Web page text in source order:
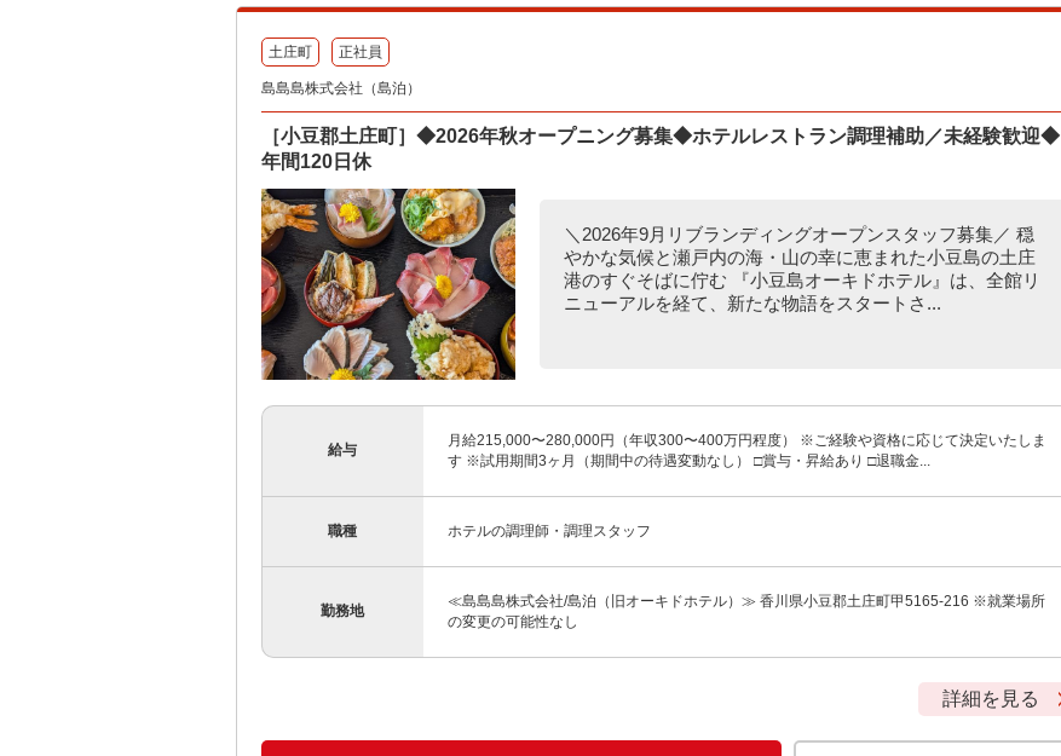
土庄町 正社員
島島島株式会社（島泊）
［小豆郡土庄町］◆2026年秋オープニング募集◆ホテルレストラン調理補助／未経験歓迎◆
年間120日休
＼2026年9月リブランディングオープンスタッフ募集／ 穏
やかな気候と瀬戸内の海・山の幸に恵まれた小豆島の土庄
港のすぐそばに佇む 『小豆島オーキドホテル』は、全館リ
ニューアルを経て、新たな物語をスタートさ...
給与
月給215,000〜280,000円（年収300〜400万円程度） ※ご経験や資格に応じて決定いたしま
す ※試用期間3ヶ月（期間中の待遇変動なし） □賞与・昇給あり □退職金...
職種 ホテルの調理師・調理スタッフ
勤務地
≪島島島株式会社/島泊（旧オーキドホテル）≫ 香川県小豆郡土庄町甲5165-216 ※就業場所
の変更の可能性なし
詳細を見る